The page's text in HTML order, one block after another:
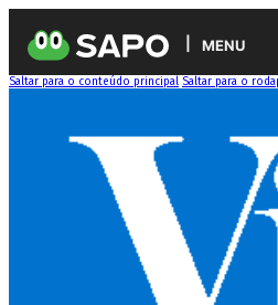
MENU
Saltar para o conteúdo principal Saltar para o